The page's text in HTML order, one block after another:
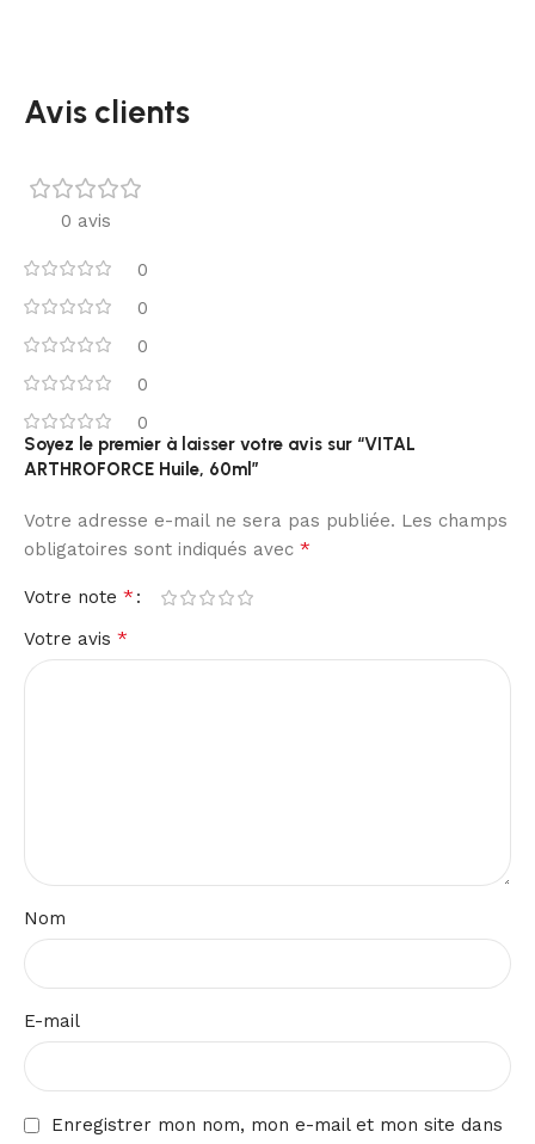
Avis clients
0 avis
0
0
0
0
0
Soyez le premier à laisser votre avis sur “VITAL
ARTHROFORCE Huile, 60ml”
Votre adresse e-mail ne sera pas publiée. Les champs
obligatoires sont indiqués avec *
Votre note *
Votre avis *
Nom
E-mail
Enregistrer mon nom, mon e-mail et mon site dans